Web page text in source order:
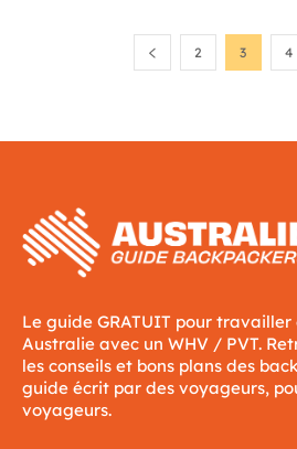
2 3 4
Le guide GRATUIT pour
Australie avec un WHV / PVT.
les conseils et bons plans des
guide écrit par des voyageurs,
voyageurs.